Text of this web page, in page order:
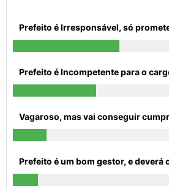
Prefeito é Irresponsável, só
Prefeito é Incompetente para o
Vagaroso, mas vai conseguir
Prefeito é um bom gestor, e deverá